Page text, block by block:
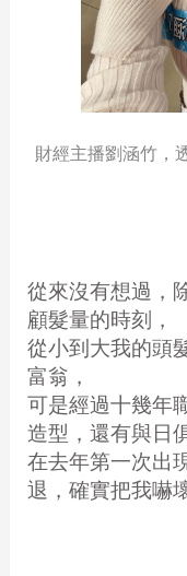
財經主播劉涵竹，
從來沒有想過，
顧髮量的時刻，
從小到大我的頭
富翁，
可是經過十幾年
造型，還有與日
在去年第一次出
退，確實把我嚇